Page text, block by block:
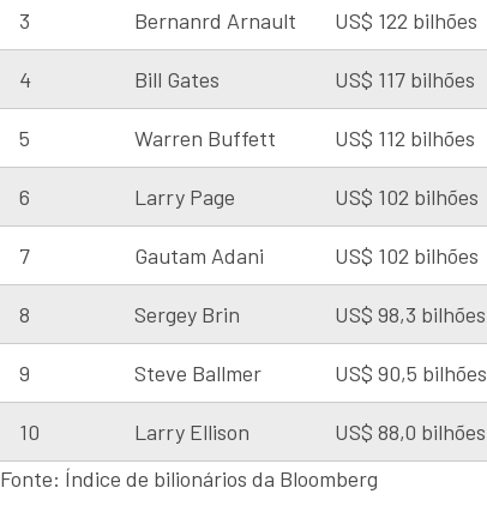
3 Bernanrd Arnault US$ 122 bilhões
4 Bill Gates US$ 117 bilhões
5 Warren Buffett US$ 112 bilhões
6 Larry Page US$ 102 bilhões
7 Gautam Adani US$ 102 bilhões
8 Sergey Brin US$ 98,3 bilhões
9 Steve Ballmer US$ 90,5 bilhões
10 Larry Ellison US$ 88,0 bilhões
Fonte: Índice de bilionários da Bloomberg